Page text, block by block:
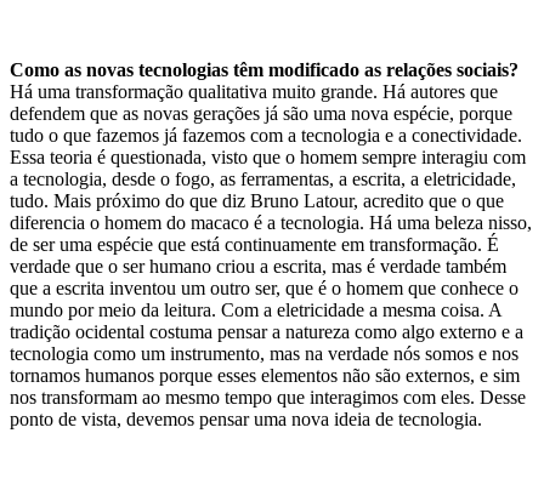
Como as novas tecnologias têm modificado as relações sociais?
Há uma transformação qualitativa muito grande. Há autores que
defendem que as novas gerações já são uma nova espécie, porque
tudo o que fazemos já fazemos com a tecnologia e a conectividade.
Essa teoria é questionada, visto que o homem sempre interagiu com
a tecnologia, desde o fogo, as ferramentas, a escrita, a eletricidade,
tudo. Mais próximo do que diz Bruno Latour, acredito que o que
diferencia o homem do macaco é a tecnologia. Há uma beleza nisso,
de ser uma espécie que está continuamente em transformação. É
verdade que o ser humano criou a escrita, mas é verdade também
que a escrita inventou um outro ser, que é o homem que conhece o
mundo por meio da leitura. Com a eletricidade a mesma coisa. A
tradição ocidental costuma pensar a natureza como algo externo e a
tecnologia como um instrumento, mas na verdade nós somos e nos
tornamos humanos porque esses elementos não são externos, e sim
nos transformam ao mesmo tempo que interagimos com eles. Desse
ponto de vista, devemos pensar uma nova ideia de tecnologia.